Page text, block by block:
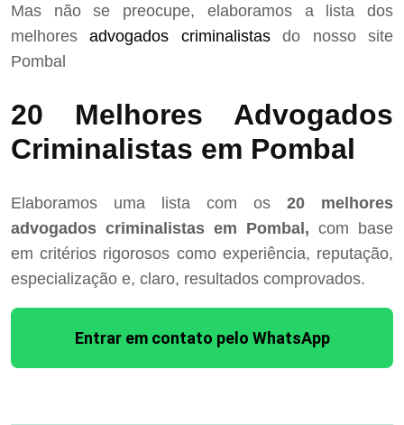
Mas não se preocupe, elaboramos a lista dos
melhoresadvogados criminalistasdo nosso site
Pombal
20 Melhores Advogados
Criminalistas em Pombal
Elaboramos uma lista com os 20 melhores
advogados criminalistas em Pombal, com base
em critérios rigorosos como experiência, reputação,
especialização e, claro, resultados comprovados.
Entrar em contato pelo WhatsApp